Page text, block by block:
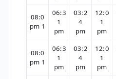
12:0
1
pm
03:2
4
pm
06:3
1
pm
08:0
1 pm
12:0
1
pm
03:2
4
pm
06:3
1
pm
08:0
1 pm